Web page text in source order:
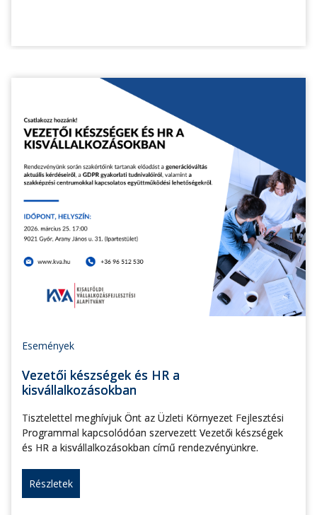
Események
Vezetői készségek és HR a
kisvállalkozásokban
Tisztelettel meghívjuk Önt az Üzleti Környezet Fejlesztési
Programmal kapcsolódóan szervezett Vezetői készségek
és HR a kisvállalkozásokban című rendezvényünkre.
Részletek